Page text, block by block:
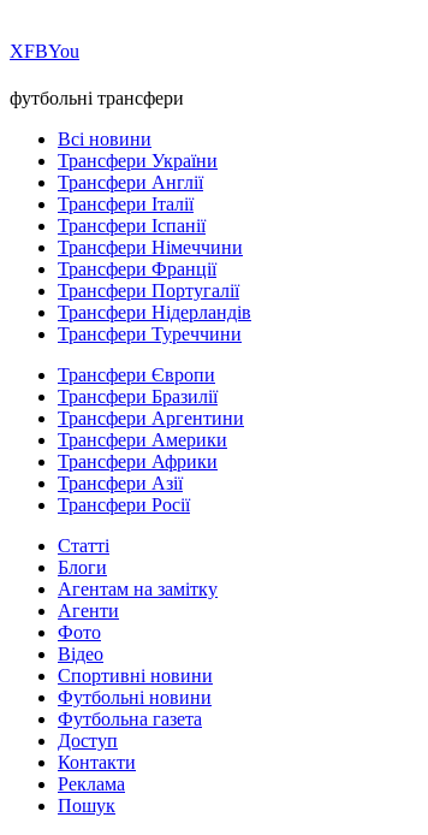
ХFBYou
футбольні трансфери
Всі новини
Трансфери України
Трансфери Англії
Трансфери Італії
Трансфери Іспанії
Трансфери Німеччини
Трансфери Франції
Трансфери Португалії
Трансфери Нідерландів
Трансфери Туреччини
Трансфери Європи
Трансфери Бразилії
Трансфери Аргентини
Трансфери Америки
Трансфери Африки
Трансфери Азії
Трансфери Росії
Статті
Блоги
Агентам на замітку
Агенти
Фото
Відео
Спортивні новини
Футбольні новини
Футбольна газета
Доступ
Контакти
Реклама
Пошук